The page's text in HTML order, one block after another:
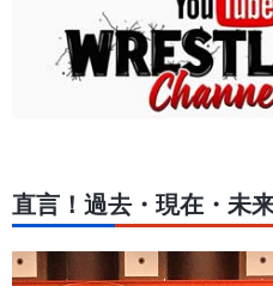
直言！過去・現在・未